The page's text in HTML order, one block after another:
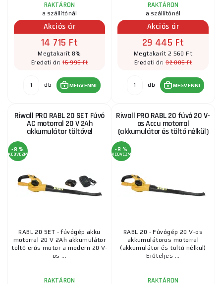
RAKTÁRON
a szállítónál
Akciós ár
14 715 Ft
Megtakarít 8%
Eredeti ár:15 995 Ft
db MEGVENNI
RAKTÁRON
a szállítónál
Akciós ár
29 445 Ft
Megtakarít 2 560 Ft
Eredeti ár:32 005 Ft
db MEGVENNI
Riwall PRO RABL 20 SET Fúvó
AC motorral 20 V 2Ah
akkumulátor töltővel
-8 %
KEDVEZMÉNY
RABL 20 SET - fúvógép akku
motorral 20 V 2Ah akkumulátor
töltő erős motor a modern 20 V-
os ...
RAKTÁRON
Riwall PRO RABL 20 fúvó 20 V-
os Accu motorral
(akkumulátor és töltő nélkül)
-8 %
KEDVEZMÉNY
RABL 20 - Fúvógép 20 V-os
akkumulátoros motorral
(akkumulátor és töltő nélkül)
Erőteljes ...
RAKTÁRON